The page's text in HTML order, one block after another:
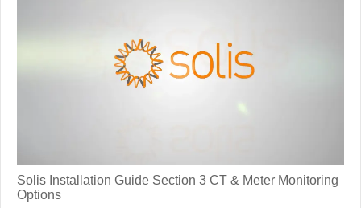
Solis Installation Guide Section 3 CT & Meter Monitoring
Options